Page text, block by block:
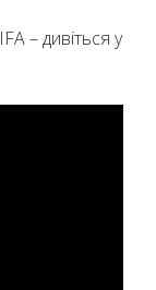
– дивіться у